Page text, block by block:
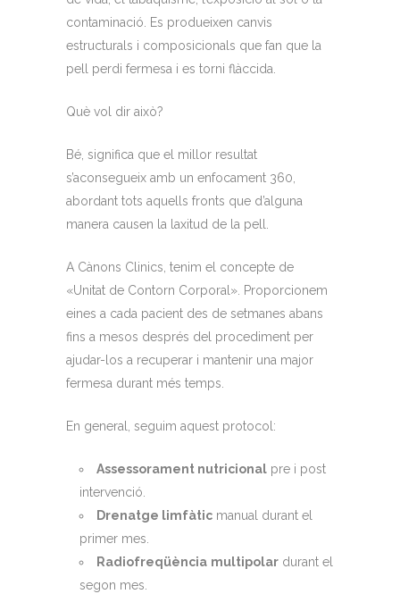
contaminació. Es produeixen canvis
estructurals i composicionals que fan que la
pell perdi fermesa i es torni flàccida.
Què vol dir això?
Bé, significa que el millor resultat
s’aconsegueix amb un enfocament 360,
abordant tots aquells fronts que d’alguna
manera causen la laxitud de la pell.
A Cànons Clinics, tenim el concepte de
«Unitat de Contorn Corporal». Proporcionem
eines a cada pacient des de setmanes abans
fins a mesos després del procediment per
ajudar-los a recuperar i mantenir una major
fermesa durant més temps.
En general, seguim aquest protocol:
Assessorament nutricional pre i post
intervenció.
Drenatge limfàtic manual durant el
primer mes.
Radiofreqüència multipolar durant el
segon mes.